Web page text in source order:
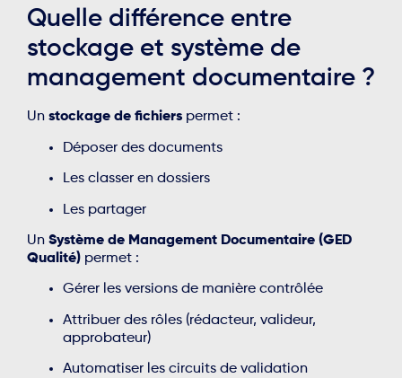
Quelle différence entre
stockage et système de
management documentaire ?
Un stockage de fichiers permet :
Déposer des documents
Les classer en dossiers
Les partager
Un Système de Management Documentaire (GED
Qualité) permet :
Gérer les versions de manière contrôlée
Attribuer des rôles (rédacteur, valideur,
approbateur)
Automatiser les circuits de validation